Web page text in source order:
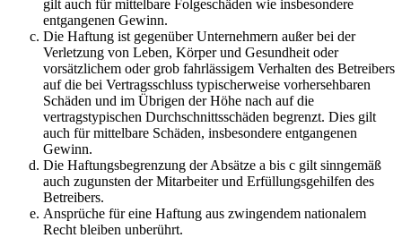
gilt auch für mittelbare Folgeschäden wie insbesondere
entgangenen Gewinn.
Die Haftung ist gegenüber Unternehmern außer bei der
Verletzung von Leben, Körper und Gesundheit oder
vorsätzlichem oder grob fahrlässigem Verhalten des Betreibers
auf die bei Vertragsschluss typischerweise vorhersehbaren
Schäden und im Übrigen der Höhe nach auf die
vertragstypischen Durchschnittsschäden begrenzt. Dies gilt
auch für mittelbare Schäden, insbesondere entgangenen
Gewinn.
Die Haftungsbegrenzung der Absätze a bis c gilt sinngemäß
auch zugunsten der Mitarbeiter und Erfüllungsgehilfen des
Betreibers.
Ansprüche für eine Haftung aus zwingendem nationalem
Recht bleiben unberührt.